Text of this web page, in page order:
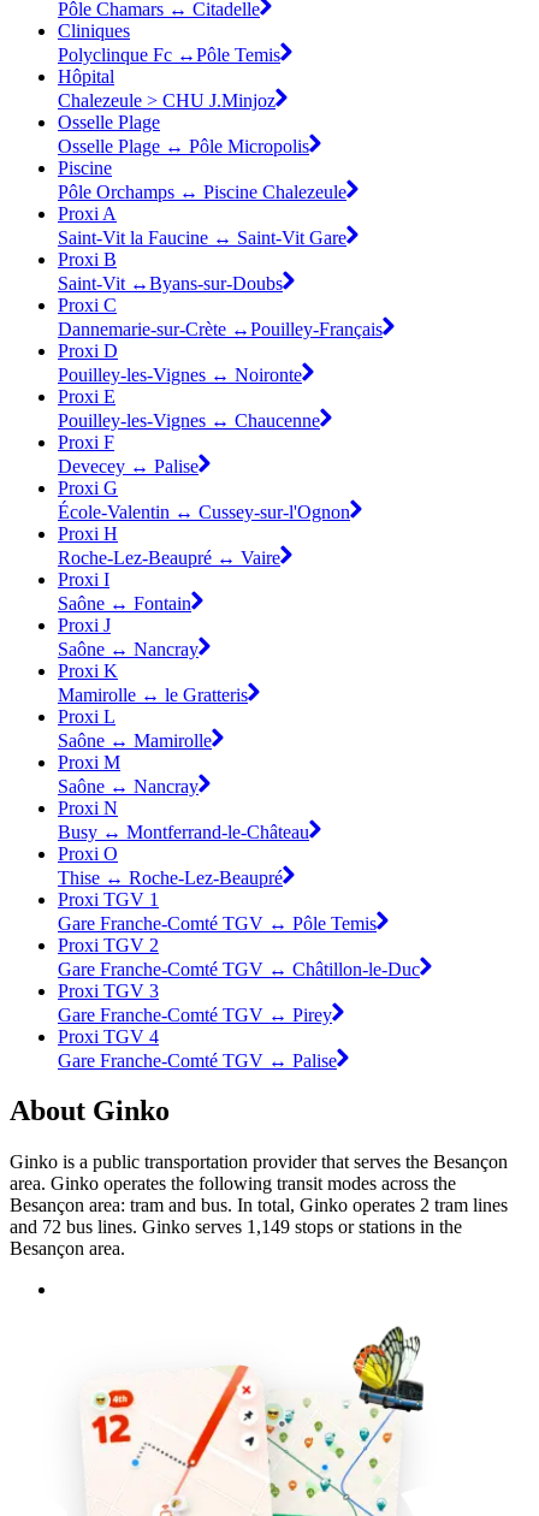
Pôle Chamars ↔ Citadelle
Cliniques
Polyclinque Fc ↔Pôle Temis
Hôpital
Chalezeule > CHU J.Minjoz
Osselle Plage
Osselle Plage ↔ Pôle Micropolis
Piscine
Pôle Orchamps ↔ Piscine Chalezeule
Proxi A
Saint-Vit la Faucine ↔ Saint-Vit Gare
Proxi B
Saint-Vit ↔Byans-sur-Doubs
Proxi C
Dannemarie-sur-Crète ↔Pouilley-Français
Proxi D
Pouilley-les-Vignes ↔ Noironte
Proxi E
Pouilley-les-Vignes ↔ Chaucenne
Proxi F
Devecey ↔ Palise
Proxi G
École-Valentin ↔ Cussey-sur-l'Ognon
Proxi H
Roche-Lez-Beaupré ↔ Vaire
Proxi I
Saône ↔ Fontain
Proxi J
Saône ↔ Nancray
Proxi K
Mamirolle ↔ le Gratteris
Proxi L
Saône ↔ Mamirolle
Proxi M
Saône ↔ Nancray
Proxi N
Busy ↔ Montferrand-le-Château
Proxi O
Thise ↔ Roche-Lez-Beaupré
Proxi TGV 1
Gare Franche-Comté TGV ↔ Pôle Temis
Proxi TGV 2
Gare Franche-Comté TGV ↔ Châtillon-le-Duc
Proxi TGV 3
Gare Franche-Comté TGV ↔ Pirey
Proxi TGV 4
Gare Franche-Comté TGV ↔ Palise
About Ginko
Ginko is a public transportation provider that serves the Besançon
area. Ginko operates the following transit modes across the
Besançon area: tram and bus. In total, Ginko operates 2 tram lines
and 72 bus lines. Ginko serves 1,149 stops or stations in the
Besançon area.